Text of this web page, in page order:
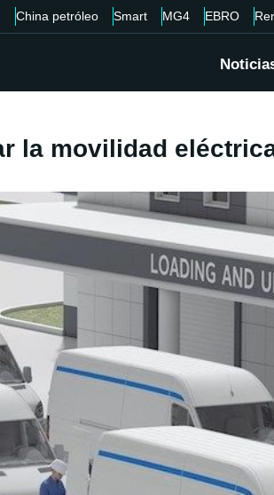
China petróleo Smart MG4 EBRO
la movilidad